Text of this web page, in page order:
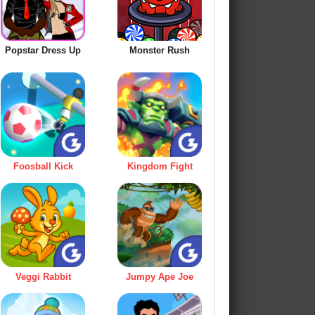
Popstar Dress Up Monster Rush
Foosball Kick Kingdom Fight
Veggi Rabbit Jumpy Ape Joe